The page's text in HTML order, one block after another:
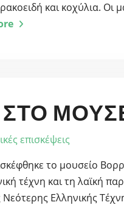
και κοχύλια. Οι
επισκέψεις
το μουσείο
τέχνη και τη λαϊκή
Ελληνικής